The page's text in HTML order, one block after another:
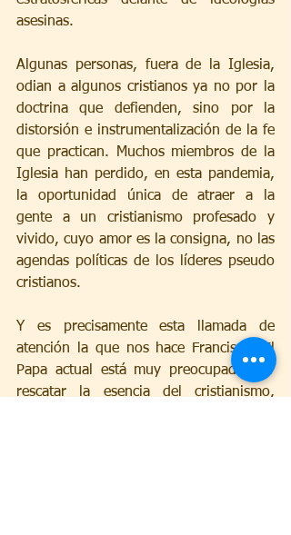
asesinas.
Algunas personas, fuera de la Iglesia,
odian a algunos cristianos ya no por la
doctrina que defienden, sino por la
distorsión e instrumentalización de la fe
que practican. Muchos miembros de la
Iglesia han perdido, en esta pandemia,
la oportunidad única de atraer a la
gente a un cristianismo profesado y
vivido, cuyo amor es la consigna, no las
agendas políticas de los líderes pseudo
cristianos.
Y es precisamente esta llamada de
atención la que nos hace Francisco. El
Papa actual está muy preocupado por
rescatar la esencia del cristianismo,